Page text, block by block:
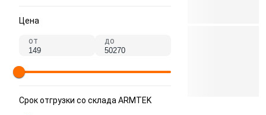
Цена
от до
Срок отгрузки со склада ARMTEK